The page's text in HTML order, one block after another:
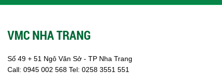
VMC NHA TRANG
Số 49 + 51 Ngô Văn Sở - TP Nha Trang
Call: 0945 002 568 Tel: 0258 3551 551